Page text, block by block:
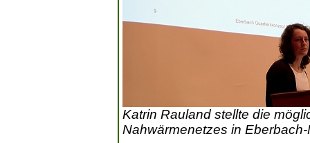
Katrin Rauland stellte die
Nahwärmenetzes in